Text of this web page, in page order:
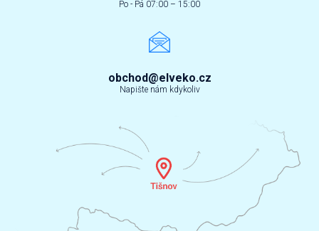
Po - Pá 07:00 – 15:00
obchod@elveko.cz
Napište nám kdykoliv